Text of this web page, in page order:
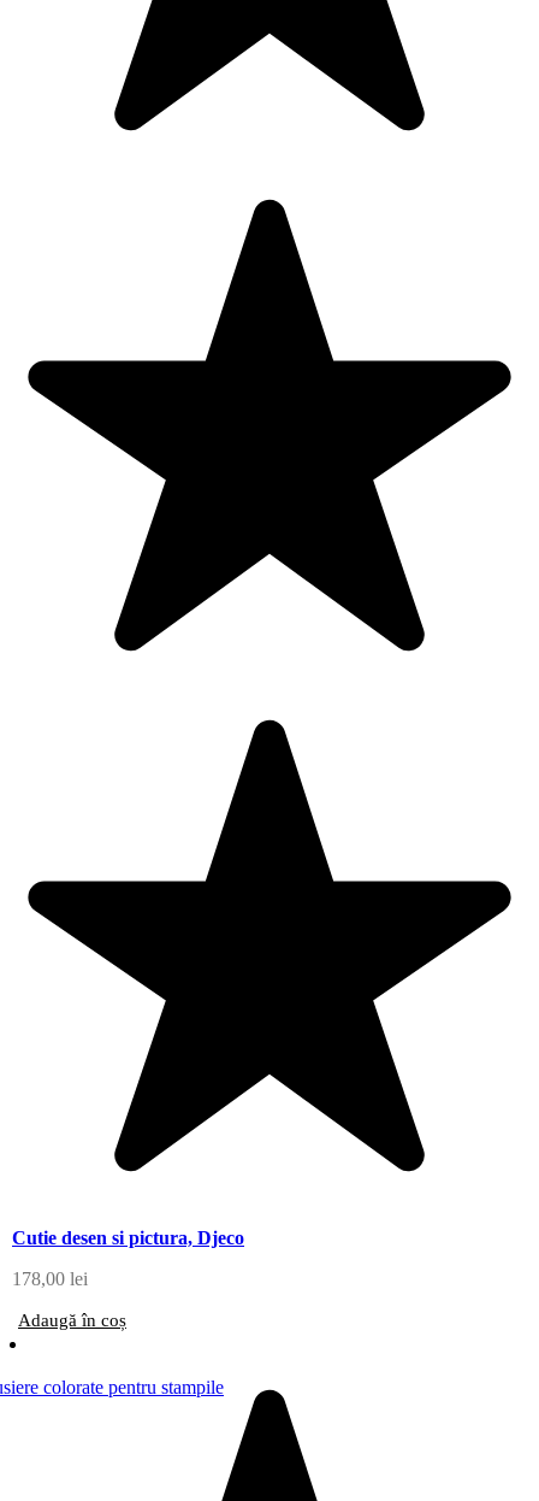
Cutie desen si pictura, Djeco
178,00 lei
Adaugă în coș